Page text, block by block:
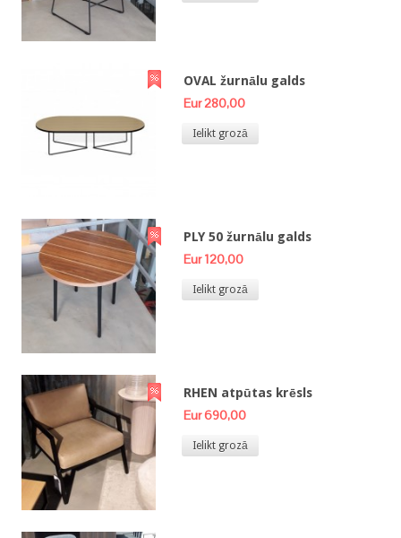
OVAL žurnālu galds
Eur 280,00
Ielikt grozā
PLY 50 žurnālu galds
Eur 120,00
Ielikt grozā
RHEN atpūtas krēsls
Eur 690,00
Ielikt grozā